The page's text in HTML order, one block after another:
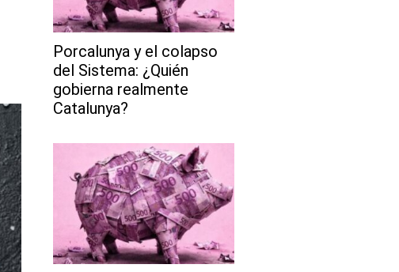
Porcalunya y el colapso
del Sistema: ¿Quién
gobierna realmente
Catalunya?